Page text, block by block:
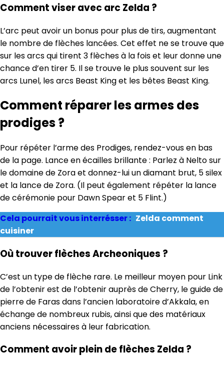
Comment viser avec arc Zelda ?
L’arc peut avoir un bonus pour plus de tirs, augmentant
le nombre de flèches lancées. Cet effet ne se trouve que
sur les arcs qui tirent 3 flèches à la fois et leur donne une
chance d’en tirer 5. Il se trouve le plus souvent sur les
arcs Lunel, les arcs Beast King et les bêtes Beast King.
Comment réparer les armes des
prodiges ?
Pour répéter l’arme des Prodiges, rendez-vous en bas
de la page. Lance en écailles brillante : Parlez à Nelto sur
le domaine de Zora et donnez-lui un diamant brut, 5 silex
et la lance de Zora. (Il peut également répéter la lance
de cérémonie pour Dawn Spear et 5 Flint.)
Cela pourrait vous interrésser : Zelda comment
cuisiner
Où trouver flèches Archeoniques ?
C’est un type de flèche rare. Le meilleur moyen pour Link
de l’obtenir est de l’obtenir auprès de Cherry, le guide de
pierre de Faras dans l’ancien laboratoire d’Akkala, en
échange de nombreux rubis, ainsi que des matériaux
anciens nécessaires à leur fabrication.
Comment avoir plein de flèches Zelda ?